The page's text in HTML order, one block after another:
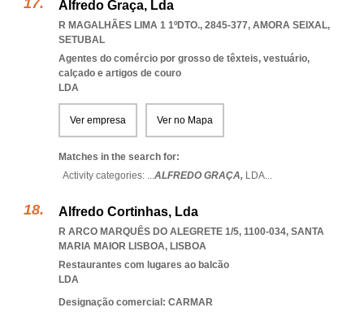
Alfredo Graça, Lda
R MAGALHÃES LIMA 1 1ºDTO., 2845-377, AMORA SEIXAL,
SETUBAL
Agentes do comércio por grosso de têxteis, vestuário,
calçado e artigos de couro
LDA
Ver empresa Ver no Mapa
Matches in the search for:
Activity categories: ...ALFREDO GRAÇA, LDA...
Alfredo Cortinhas, Lda
R ARCO MARQUÊS DO ALEGRETE 1/5, 1100-034, SANTA
MARIA MAIOR LISBOA, LISBOA
Restaurantes com lugares ao balcão
LDA
Designação comercial: CARMAR